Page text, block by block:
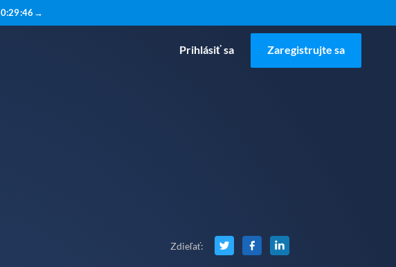
:29:45 →
Prihlásiť sa Zaregistrujte sa
Zdieľať: